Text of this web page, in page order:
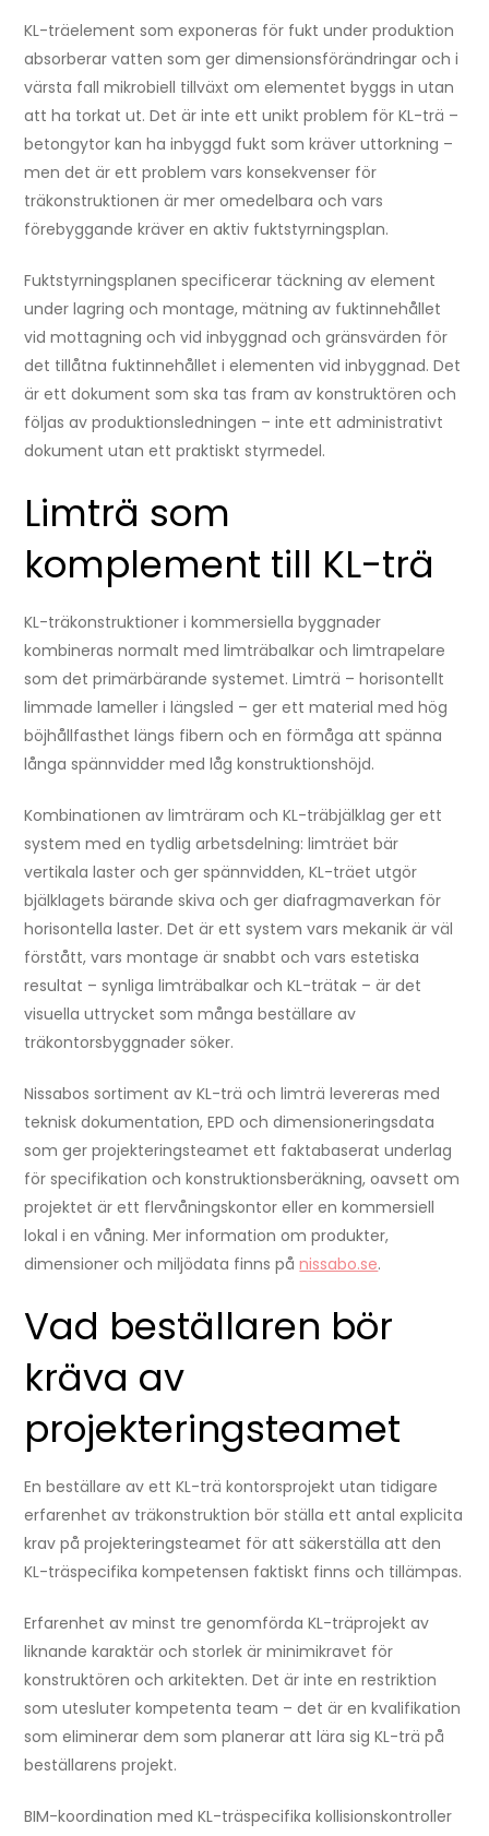
KL-träelement som exponeras för fukt under produktion
absorberar vatten som ger dimensionsförändringar och i
värsta fall mikrobiell tillväxt om elementet byggs in utan
att ha torkat ut. Det är inte ett unikt problem för KL-trä –
betongytor kan ha inbyggd fukt som kräver uttorkning –
men det är ett problem vars konsekvenser för
träkonstruktionen är mer omedelbara och vars
förebyggande kräver en aktiv fuktstyrningsplan.
Fuktstyrningsplanen specificerar täckning av element
under lagring och montage, mätning av fuktinnehållet
vid mottagning och vid inbyggnad och gränsvärden för
det tillåtna fuktinnehållet i elementen vid inbyggnad. Det
är ett dokument som ska tas fram av konstruktören och
följas av produktionsledningen – inte ett administrativt
dokument utan ett praktiskt styrmedel.
Limträ som
komplement till KL-trä
KL-träkonstruktioner i kommersiella byggnader
kombineras normalt med limträbalkar och limtrapelare
som det primärbärande systemet. Limträ – horisontellt
limmade lameller i längsled – ger ett material med hög
böjhållfasthet längs fibern och en förmåga att spänna
långa spännvidder med låg konstruktionshöjd.
Kombinationen av limträram och KL-träbjälklag ger ett
system med en tydlig arbetsdelning: limträet bär
vertikala laster och ger spännvidden, KL-träet utgör
bjälklagets bärande skiva och ger diafragmaverkan för
horisontella laster. Det är ett system vars mekanik är väl
förstått, vars montage är snabbt och vars estetiska
resultat – synliga limträbalkar och KL-trätak – är det
visuella uttrycket som många beställare av
träkontorsbyggnader söker.
Nissabos sortiment av KL-trä och limträ levereras med
teknisk dokumentation, EPD och dimensioneringsdata
som ger projekteringsteamet ett faktabaserat underlag
för specifikation och konstruktionsberäkning, oavsett om
projektet är ett flervåningskontor eller en kommersiell
lokal i en våning. Mer information om produkter,
dimensioner och miljödata finns pånissabo.se.
Vad beställaren bör
kräva av
projekteringsteamet
En beställare av ett KL-trä kontorsprojekt utan tidigare
erfarenhet av träkonstruktion bör ställa ett antal explicita
krav på projekteringsteamet för att säkerställa att den
KL-träspecifika kompetensen faktiskt finns och tillämpas.
Erfarenhet av minst tre genomförda KL-träprojekt av
liknande karaktär och storlek är minimikravet för
konstruktören och arkitekten. Det är inte en restriktion
som utesluter kompetenta team – det är en kvalifikation
som eliminerar dem som planerar att lära sig KL-trä på
beställarens projekt.
BIM-koordination med KL-träspecifika kollisionskontroller